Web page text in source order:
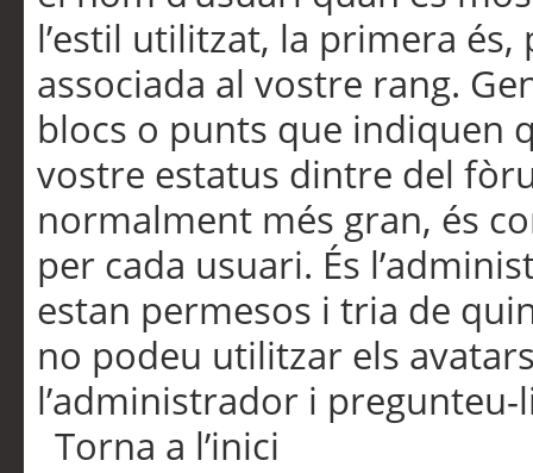
l’estil utilitzat, la primera
associada al vostre rang.
blocs o punts que indiquen
vostre estatus dintre del
normalment més gran, és
per cada usuari. És
estan permesos i tria de
no podeu utilitzar els
l’administrador i pregunteu-
Torna a l’inici